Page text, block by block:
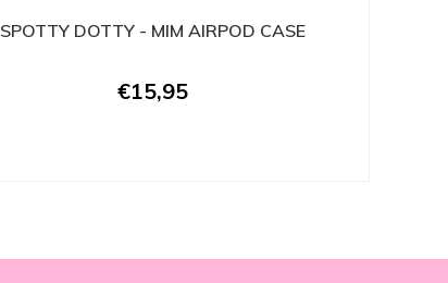
SPOTTY DOTTY - MIM AIRPOD CASE
€15,95